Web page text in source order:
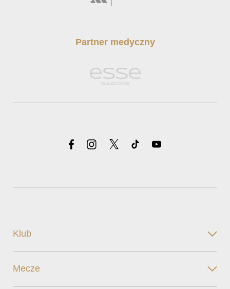
Partner medyczny
Klub
Mecze